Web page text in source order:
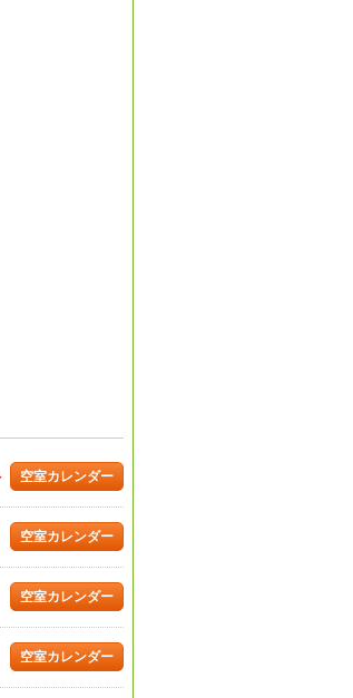
空室カレンダー
空室カレンダー
空室カレンダー
空室カレンダー